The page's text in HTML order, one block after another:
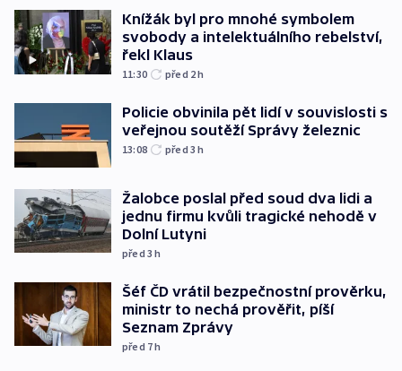
Knížák byl pro mnohé symbolem
svobody a intelektuálního rebelství,
řekl Klaus
11:30 před 2h
Policie obvinila pět lidí v souvislosti s
veřejnou soutěží Správy železnic
13:08 před 3h
Žalobce poslal před soud dva lidi a
jednu firmu kvůli tragické nehodě v
Dolní Lutyni
před 3h
Šéf ČD vrátil bezpečnostní prověrku,
ministr to nechá prověřit, píší
Seznam Zprávy
před 7h